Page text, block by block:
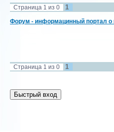
Страница 1 из 0 1
Форум - информацинный портал о
Страница 1 из 0 1